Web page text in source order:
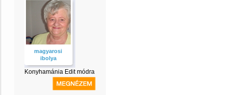
magyarosi
ibolya
Konyhamánia Edit módra